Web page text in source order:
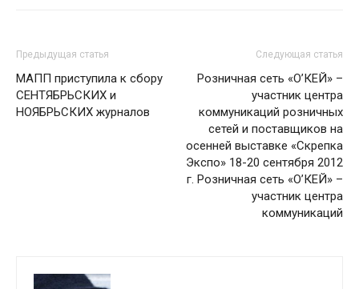
Предыдущая статья
МАПП приступила к сбору
СЕНТЯБРЬСКИХ и
НОЯБРЬСКИХ журналов
Следующая статья
Розничная сеть «О’КЕЙ» –
участник центра
коммуникаций розничных
сетей и поставщиков на
осенней выставке «Скрепка
Экспо» 18-20 сентября 2012
г. Розничная сеть «О’КЕЙ» –
участник центра
коммуникаций